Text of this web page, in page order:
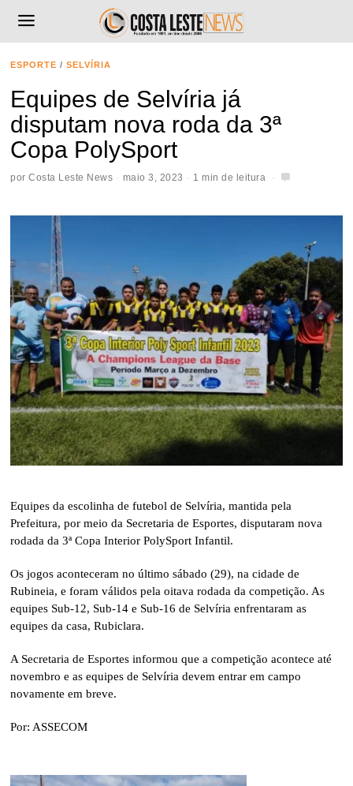
ESPORTE / SELVÍRIA
Equipes de Selvíria já
disputam nova roda da 3ª
Copa PolySport
porCosta Leste News maio 3, 2023 1 min de leitura
Equipes da escolinha de futebol de Selvíria, mantida pela
Prefeitura, por meio da Secretaria de Esportes, disputaram nova
rodada da 3ª Copa Interior PolySport Infantil.
Os jogos aconteceram no último sábado (29), na cidade de
Rubineia, e foram válidos pela oitava rodada da competição. As
equipes Sub-12, Sub-14 e Sub-16 de Selvíria enfrentaram as
equipes da casa, Rubiclara.
A Secretaria de Esportes informou que a competição acontece até
novembro e as equipes de Selvíria devem entrar em campo
novamente em breve.
Por: ASSECOM